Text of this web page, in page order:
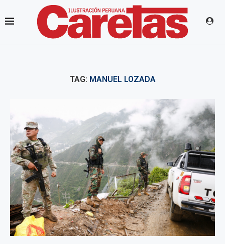
TAG: MANUEL LOZADA